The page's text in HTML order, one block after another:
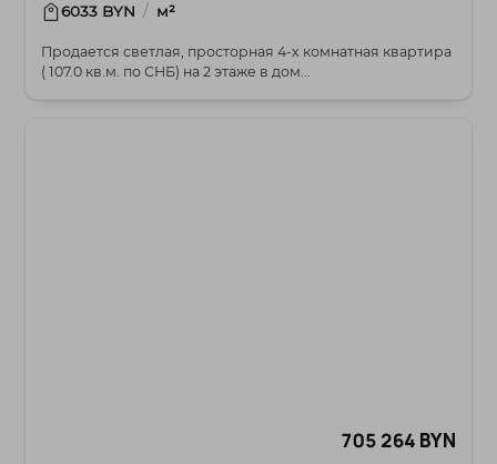
6033 BYN / м²
Продается светлая, просторная 4-х комнатная квартира
( 107.0 кв.м. по СНБ) на 2 этаже в дом...
705 264 BYN